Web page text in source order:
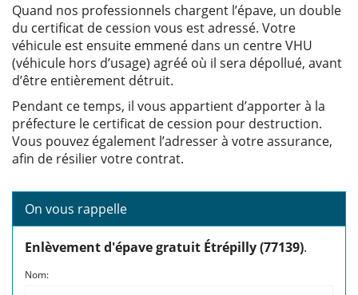
Quand nos professionnels chargent l’épave, un double
du certificat de cession vous est adressé. Votre
véhicule est ensuite emmené dans un centre VHU
(véhicule hors d’usage) agréé où il sera dépollué, avant
d’être entièrement détruit.
Pendant ce temps, il vous appartient d’apporter à la
préfecture le certificat de cession pour destruction.
Vous pouvez également l’adresser à votre assurance,
afin de résilier votre contrat.
On vous rappelle
Enlèvement d'épave gratuit Étrépilly (77139).
Nom: